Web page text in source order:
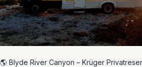
🌎 Blyde River Canyon – Krüger